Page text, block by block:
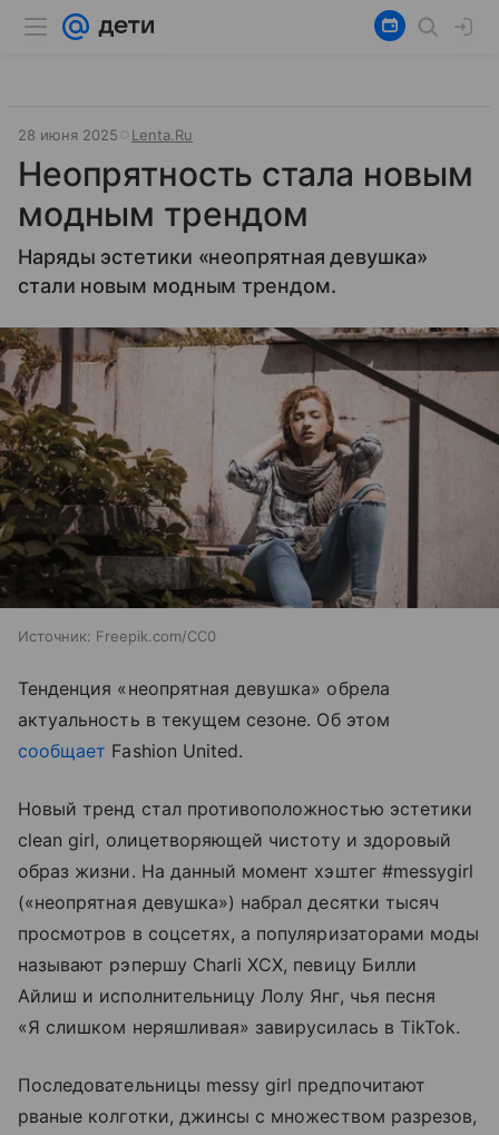
28 июня 2025 Lenta.Ru
Неопрятность стала новым
модным трендом
Наряды эстетики «неопрятная девушка»
стали новым модным трендом.
Источник: Freepik.com/CC0
Тенденция «неопрятная девушка» обрела
актуальность в текущем сезоне. Об этом
сообщает Fashion United.
Новый тренд стал противоположностью эстетики
clean girl, олицетворяющей чистоту и здоровый
образ жизни. На данный момент хэштег #messygirl
(«неопрятная девушка») набрал десятки тысяч
просмотров в соцсетях, а популяризаторами моды
называют рэпершу Charli XCX, певицу Билли
Айлиш и исполнительницу Лолу Янг, чья песня
«Я слишком неряшливая» завирусилась в TikTok.
Последовательницы messy girl предпочитают
рваные колготки, джинсы с множеством разрезов,